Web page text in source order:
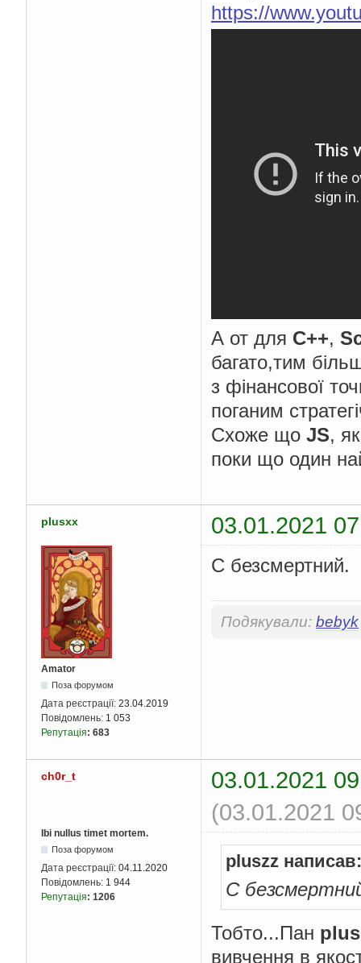
https://
А от для C++,
багато,тим
з фінансової
поганим
Схоже що JS,
поки що один
plusxx 03.01.2021
Amator
Поза форумом
Дата реєстрації: 23.04.2019
Повідомлень: 1 053
Репутація: 683
С безсмертний.
Подякували: bebyk
ch0r_t
03.01.2021
(03.01.2021
Ibi nullus timet mortem.
Поза форумом
Дата реєстрації: 04.11.2020
Повідомлень: 1 944
Репутація: 1206
pluszz написав:
С
Тобто...Пан
вивчення в